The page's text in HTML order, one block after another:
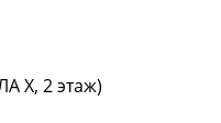
Х, 2 этаж)